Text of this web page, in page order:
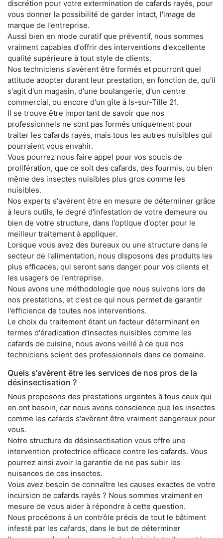
discrétion pour votre extermination de cafards rayés, pour
vous donner la possibilité de garder intact, l'image de
marque de l'entreprise.
Aussi bien en mode curatif que préventif, nous sommes
vraiment capables d'offrir des interventions d'excellente
qualité supérieure à tout style de clients.
Nos techniciens s'avèrent être formés et pourront quel
attitude adopter durant leur prestation, en fonction de, qu'il
s'agit d'un magasin, d'une boulangerie, d'un centre
commercial, ou encore d'un gîte à Is-sur-Tille 21.
Il se trouve être important de savoir que nos
professionnels ne sont pas formés uniquement pour
traiter les cafards rayés, mais tous les autres nuisibles qui
pourraient vous envahir.
Vous pourrez nous faire appel pour vos soucis de
prolifération, que ce soit des cafards, des fourmis, ou bien
même des insectes nuisibles plus gros comme les
nuisibles.
Nos experts s'avèrent être en mesure de déterminer grâce
à leurs outils, le degré d'infestation de votre demeure ou
bien de votre structure, dans l'optique d'opter pour le
meilleur traitement à appliquer.
Lorsque vous avez des bureaux ou une structure dans le
secteur de l'alimentation, nous disposons des produits les
plus efficaces, qui seront sans danger pour vos clients et
les usagers de l'entreprise.
Nous avons une méthodologie que nous suivons lors de
nos prestations, et c'est ce qui nous permet de garantir
l'efficience de toutes nos interventions.
Le choix du traitement étant un facteur déterminant en
termes d'éradication d'insectes nuisibles comme les
cafards de cuisine, nous avons veillé à ce que nos
techniciens soient des professionnels dans ce domaine.
Quels s'avèrent être les services de nos pros de la
désinsectisation ?
Nous proposons des prestations urgentes à tous ceux qui
en ont besoin, car nous avons conscience que les insectes
comme les cafards s'avèrent être vraiment dangereux pour
vous.
Notre structure de désinsectisation vous offre une
intervention protectrice efficace contre les cafards. Vous
pourrez ainsi avoir la garantie de ne pas subir les
nuisances de ces insectes.
Vous avez besoin de connaître les causes exactes de votre
incursion de cafards rayés ? Nous sommes vraiment en
mesure de vous aider à répondre à cette question.
Nous procédons à un contrôle précis de tout le bâtiment
infesté par les cafards, dans le but de déterminer